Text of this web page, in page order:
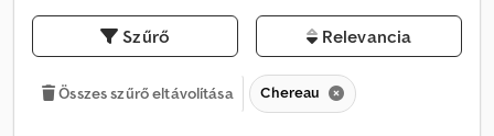
Szűrő Relevancia
Összes szűrő eltávolítása Chereau